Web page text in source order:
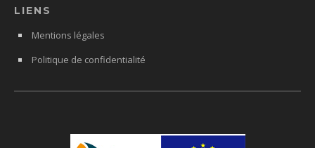
LIENS
Mentions légales
Politique de confidentialité